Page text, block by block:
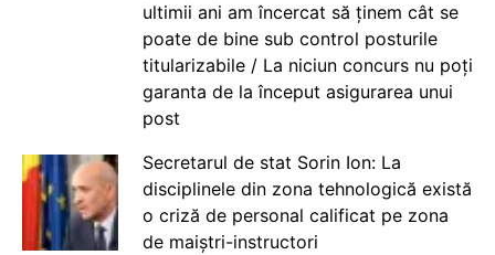
ultimii ani am încercat să ținem cât se
poate de bine sub control posturile
titularizabile / La niciun concurs nu poți
garanta de la început asigurarea unui
post
Secretarul de stat Sorin Ion: La
disciplinele din zona tehnologică există
o criză de personal calificat pe zona
de maiștri-instructori